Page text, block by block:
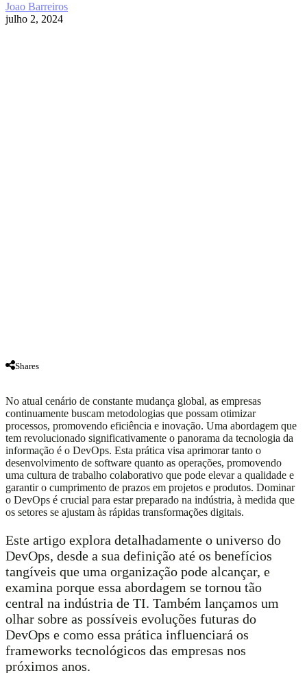
Joao Barreiros
julho 2, 2024
Shares
No atual cenário de constante mudança global, as empresas
continuamente buscam metodologias que possam otimizar
processos, promovendo eficiência e inovação. Uma abordagem que
tem revolucionado significativamente o panorama da tecnologia da
informação é o DevOps. Esta prática visa aprimorar tanto o
desenvolvimento de software quanto as operações, promovendo
uma cultura de trabalho colaborativo que pode elevar a qualidade e
garantir o cumprimento de prazos em projetos e produtos. Dominar
o DevOps é crucial para estar preparado na indústria, à medida que
os setores se ajustam às rápidas transformações digitais.
Este artigo explora detalhadamente o universo do
DevOps, desde a sua definição até os benefícios
tangíveis que uma organização pode alcançar, e
examina porque essa abordagem se tornou tão
central na indústria de TI. Também lançamos um
olhar sobre as possíveis evoluções futuras do
DevOps e como essa prática influenciará os
frameworks tecnológicos das empresas nos
próximos anos.